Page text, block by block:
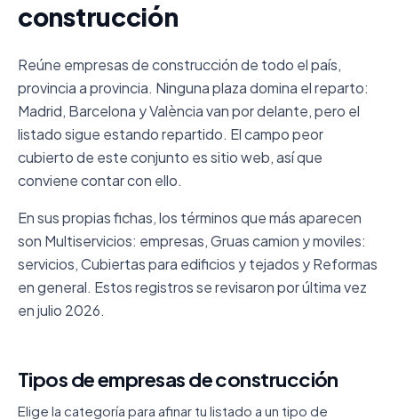
construcción
Reúne empresas de construcción de todo el país,
provincia a provincia. Ninguna plaza domina el reparto:
Madrid, Barcelona y València van por delante, pero el
listado sigue estando repartido. El campo peor
cubierto de este conjunto es sitio web, así que
conviene contar con ello.
En sus propias fichas, los términos que más aparecen
son Multiservicios: empresas, Gruas camion y moviles:
servicios, Cubiertas para edificios y tejados y Reformas
en general. Estos registros se revisaron por última vez
en julio 2026.
Tipos de empresas de construcción
Elige la categoría para afinar tu listado a un tipo de